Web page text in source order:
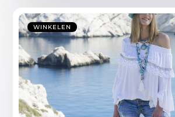
WINKELEN